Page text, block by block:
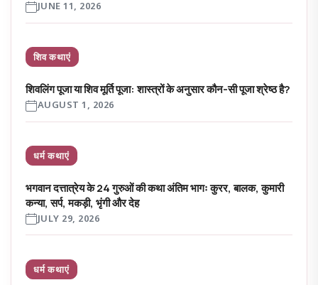
JUNE 11, 2026
शिव कथाएं
शिवलिंग पूजा या शिव मूर्ति पूजा: शास्त्रों के अनुसार कौन-सी पूजा श्रेष्ठ है?
AUGUST 1, 2026
धर्म कथाएं
भगवान दत्तात्रेय के 24 गुरुओं की कथा अंतिम भागः कुरर, बालक, कुमारी
कन्या, सर्प, मकड़ी, भृंगी और देह
JULY 29, 2026
धर्म कथाएं